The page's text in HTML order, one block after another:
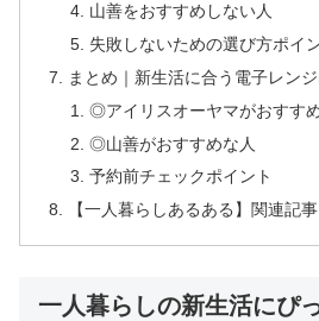
山善をおすすめしない人
失敗しないための選び方ポイ
まとめ｜新生活に合う電子レン
◎アイリスオーヤマがおすす
◎山善がおすすめな人
予約前チェックポイント
【一人暮らしあるある】関連記事
一人暮らしの新生活にぴ